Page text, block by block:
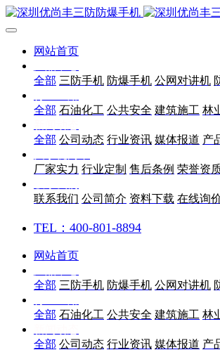
网站首页
全部 三防手机 防爆手机 公网对讲机
全部 石油化工 公共安全 建筑施工 林
全部 公司动态 行业资讯 媒体报道 产
厂家实力 行业定制 售后条例 荣誉资
联系我们 公司简介 资料下载 在线询
TEL：400-801-8894
网站首页
全部 三防手机 防爆手机 公网对讲机
全部 石油化工 公共安全 建筑施工 林
全部 公司动态 行业资讯 媒体报道 产